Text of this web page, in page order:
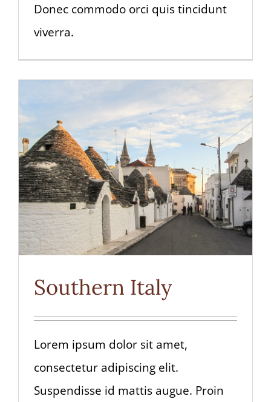
Donec commodo orci quis tincidunt
viverra.
Southern Italy
Lorem ipsum dolor sit amet,
consectetur adipiscing elit.
Suspendisse id mattis augue. Proin